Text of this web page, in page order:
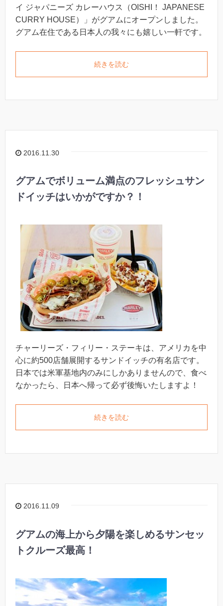
イ ジャパニーズ カレーハウス（OISHI！ JAPANESE
CURRY HOUSE）」がグアムにオープンしました。
グアム在住である日本人の我々にも嬉しい一軒です。
続きを読む
2016.11.30
グアムでボリューム満点のフレッシュサン
ドイッチはいかがですか？！
チャーリーズ・フィリー・ステーキは、アメリカを中
心に約500店舗展開するサンドイッチの有名店です。
日本では米軍基地内のみにしかありませんので、食べ
なかったら、日本へ帰って必ず後悔いたしますよ！
続きを読む
2016.11.09
グアムの海上から夕陽を楽しめるサンセッ
トクルーズ最高！